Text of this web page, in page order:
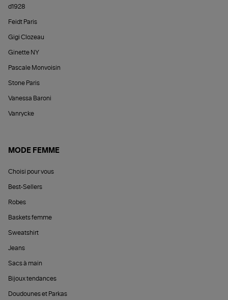
d1928
Feidt Paris
Gigi Clozeau
Ginette NY
Pascale Monvoisin
Stone Paris
Vanessa Baroni
Vanrycke
MODE FEMME
Choisi pour vous
Best-Sellers
Robes
Baskets femme
Sweatshirt
Jeans
Sacs à main
Bijoux tendances
Doudounes et Parkas